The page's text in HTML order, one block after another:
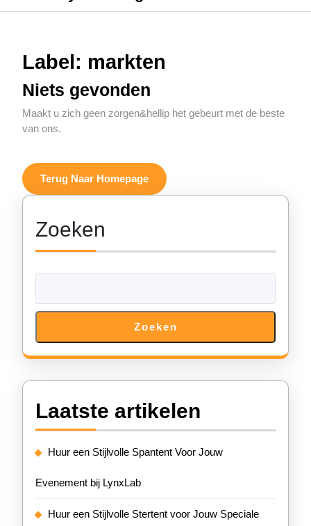
Label: markten
Niets gevonden
Maakt u zich geen zorgen&hellip het gebeurt met de beste
van ons.
Terug Naar HomepageTerug
Naar
Zoeken
Zoeken
Laatste artikelen
Huur een Stijlvolle Spantent Voor Jouw
Evenement bij LynxLab
Huur een Stijlvolle Stertent voor Jouw Speciale